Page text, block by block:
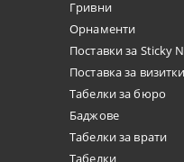
Гривни
Орнаменти
Поставки за Sticky
Поставка за визитки
Tабелки за бюро
Баджове
Табелки за врати